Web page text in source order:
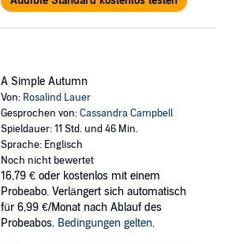
A Simple Autumn
Von: Rosalind Lauer
Gesprochen von:Cassandra Campbell
Spieldauer: 11 Std. und 46 Min.
Sprache: Englisch
Noch nicht bewertet
16,79 € oder kostenlos mit einem
Probeabo. Verlängert sich automatisch
für 6,99 €/Monat nach Ablauf des
Probeabos. Bedingungen gelten.